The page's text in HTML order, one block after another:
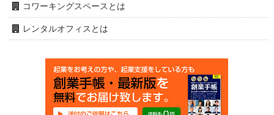
コワーキングスペースとは
レンタルオフィスとは